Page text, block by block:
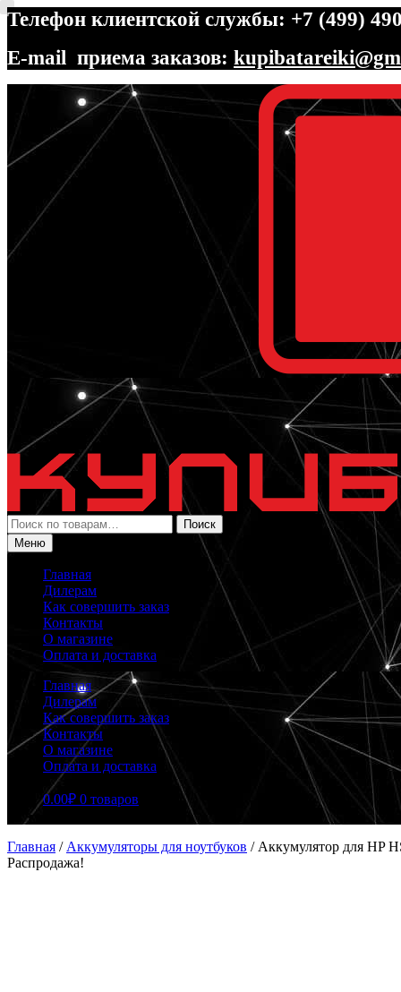
Телефон клиентской службы: +7 (499)
E-mail приема заказов:
Перейти
навигации
Перейти
содержимому
Искать:
Поиск
Меню
Главная
Дилерам
Как совершить заказ
Контакты
О магазине
Оплата и доставка
Главная
Дилерам
Как совершить заказ
Контакты
О магазине
Оплата и доставка
0.00₽ 0 товаров
Главная / Аккумуляторы для ноутбуков / Аккумулятор для HP
Распродажа!